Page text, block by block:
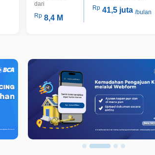
dari
Rp 8,4 M
Rp 41,5 juta /bulan